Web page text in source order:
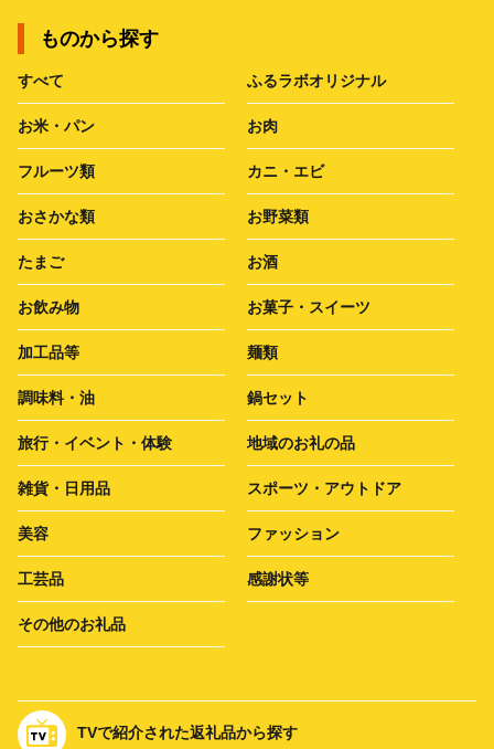
ものから探す
すべて ふるラボオリジナル
お米・パン お肉
フルーツ類 カニ・エビ
おさかな類 お野菜類
たまご お酒
お飲み物 お菓子・スイーツ
加工品等 麺類
調味料・油 鍋セット
旅行・イベント・体験 地域のお礼の品
雑貨・日用品 スポーツ・アウトドア
美容 ファッション
工芸品 感謝状等
その他のお礼品
TVで紹介された返礼品から探す